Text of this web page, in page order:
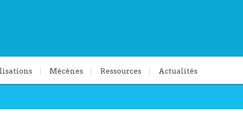
Mécènes Ressources Actualités